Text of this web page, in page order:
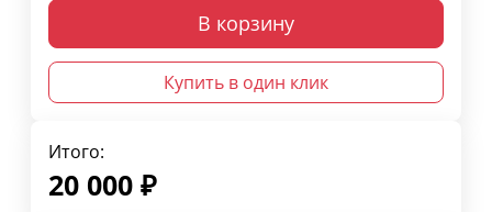
В корзину
Купить в один клик
Итого:
20 000 ₽